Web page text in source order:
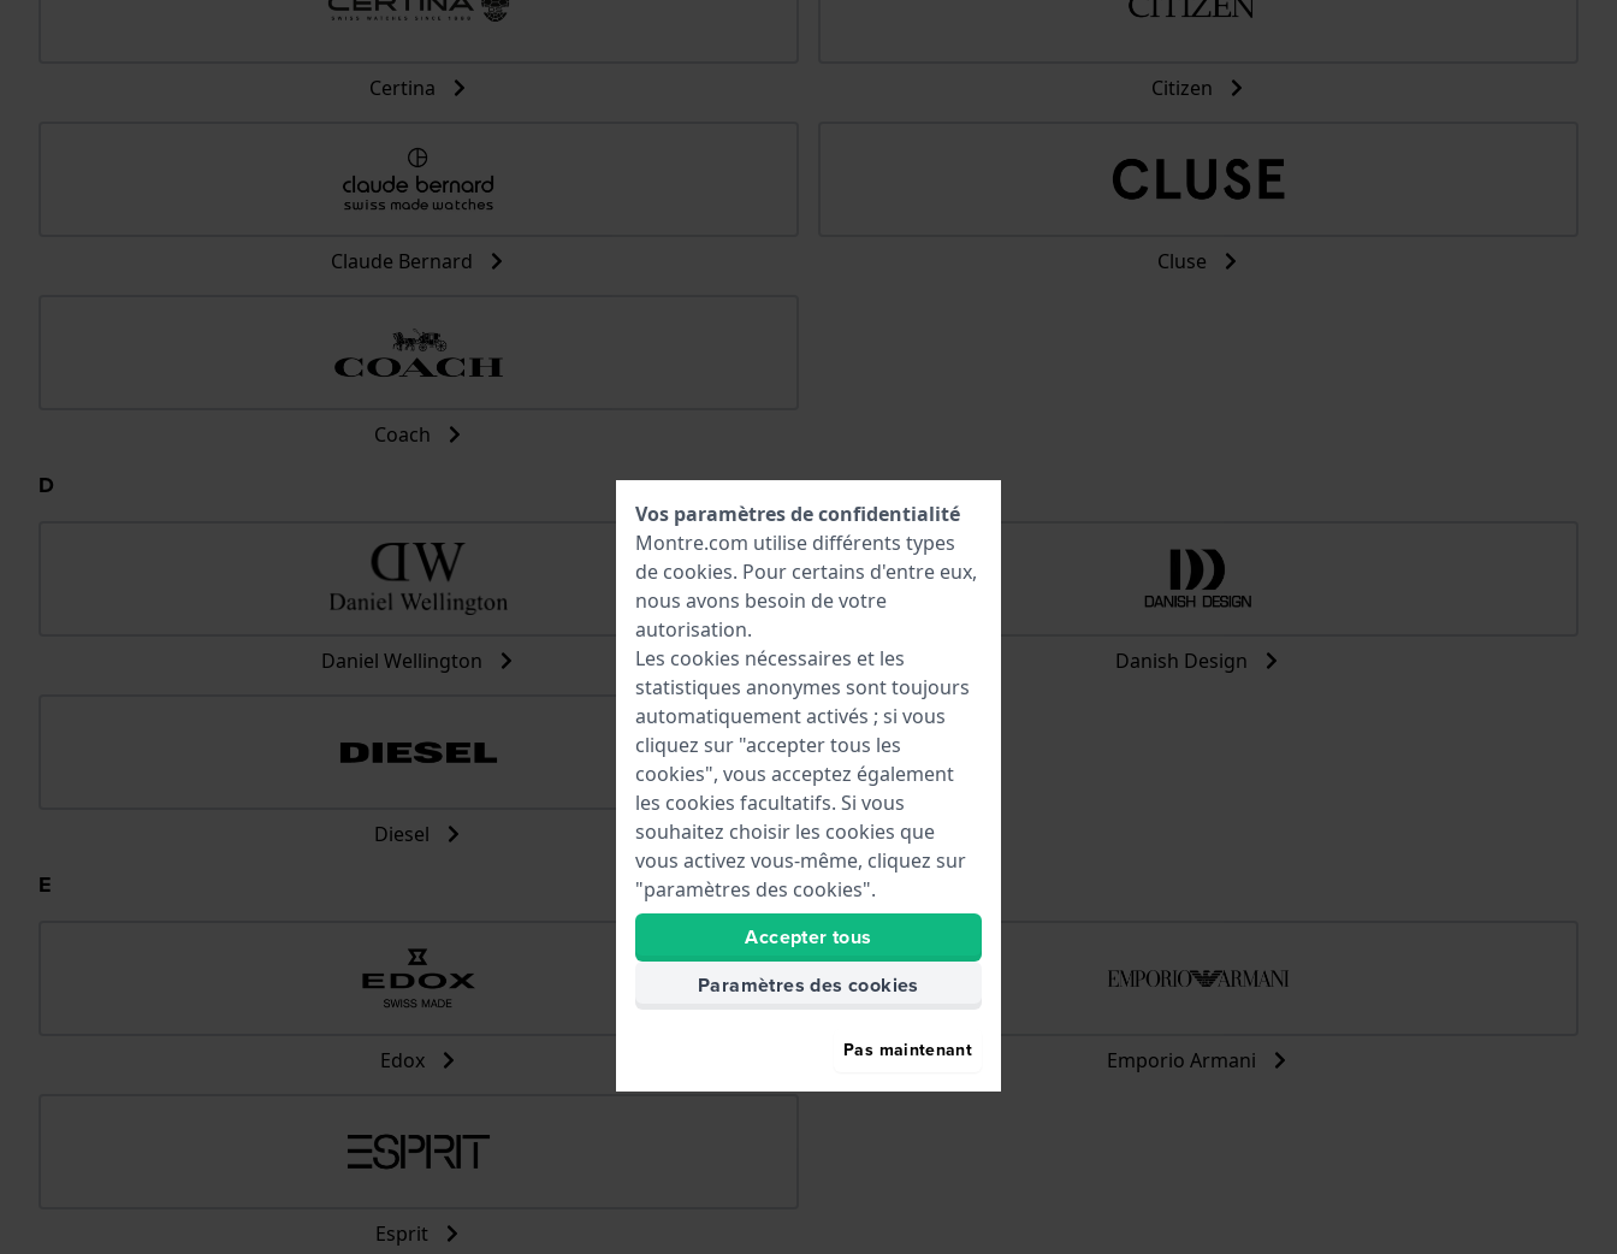
Certina Citizen
Claude Bernard Cluse
Coach
D
Daniel Wellington Danish Design
Diesel
E
Edox Emporio Armani
Esprit
Vos paramètres de confidentialité
Montre.com utilise différents types
de cookies. Pour certains d'entre eux,
nous avons besoin de votre
autorisation.
Les cookies nécessaires et les
statistiques anonymes sont toujours
automatiquement activés ; si vous
cliquez sur "accepter tous les
cookies", vous acceptez également
les cookies facultatifs. Si vous
souhaitez choisir les cookies que
vous activez vous-même, cliquez sur
"paramètres des cookies".
Accepter tous
Paramètres des cookies
Pas maintenant